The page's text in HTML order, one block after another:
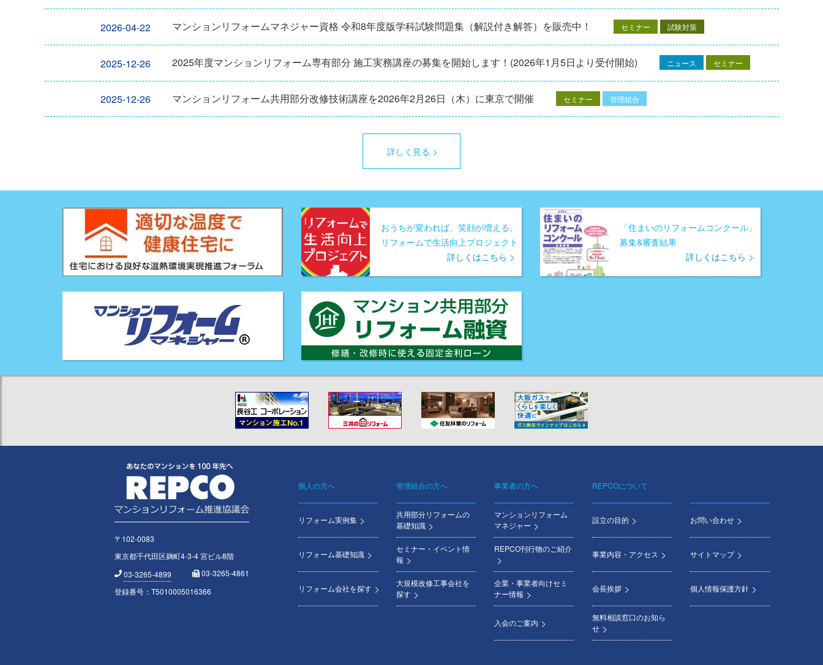
2026-04-22 マンションリフォームマネジャー資格 令和8年度版学科試験問題集（解説付き解答）を販売中！ セミナー 試験対策
2025-12-26 2025年度マンションリフォーム専有部分 施工実務講座の募集を開始します！(2026年1月5日より受付開始) ニュース セミナー
2025-12-26 マンションリフォーム共用部分改修技術講座を2026年2月26日（木）に東京で開催 セミナー 管理組合
詳しく見る
おうちが変われば、笑顔が増える。
リフォームで生活向上プロジェクト
詳しくはこちら
「住まいのリフォームコンクール」
募集&審査結果
詳しくはこちら
〒102-0083
東京都千代田区麹町4-3-4 宮ビル8階
03-3265-4899
03-3265-4861
登録番号：T5010005016366
Footer
menu
個人の方へ
リフォーム実例集
リフォーム基礎知識
リフォーム会社を探す
管理組合の方へ
共用部分リフォームの
基礎知識
セミナー・イベント情
報
大規模改修工事会社を
探す
事業者の方へ
マンションリフォーム
マネジャー
REPCO刊行物のご紹介
企業・事業者向けセミ
ナー情報
入会のご案内
REPCOについて
設立の目的
事業内容・アクセス
会長挨拶
無料相談窓口のお知ら
せ
お問い合わせ
サイトマップ
個人情報保護方針